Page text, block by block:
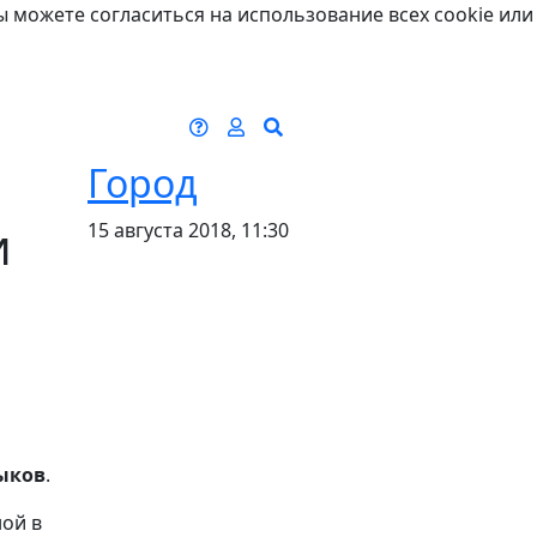
согласиться на использование всех cookie или
Город
15 августа 2018, 11:30
.
в